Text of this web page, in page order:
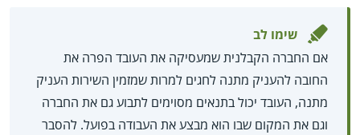
שימו לב
אם החברה הקבלנית שמעסיקה את העובד הפרה את
החובה להעניק מתנה לחגים למרות שמזמין השירות העניק
מתנה, העובד יכול בתנאים מסוימים לתבוע גם את החברה
וגם את המקום שבו הוא מבצע את העבודה בפועל. להסבר